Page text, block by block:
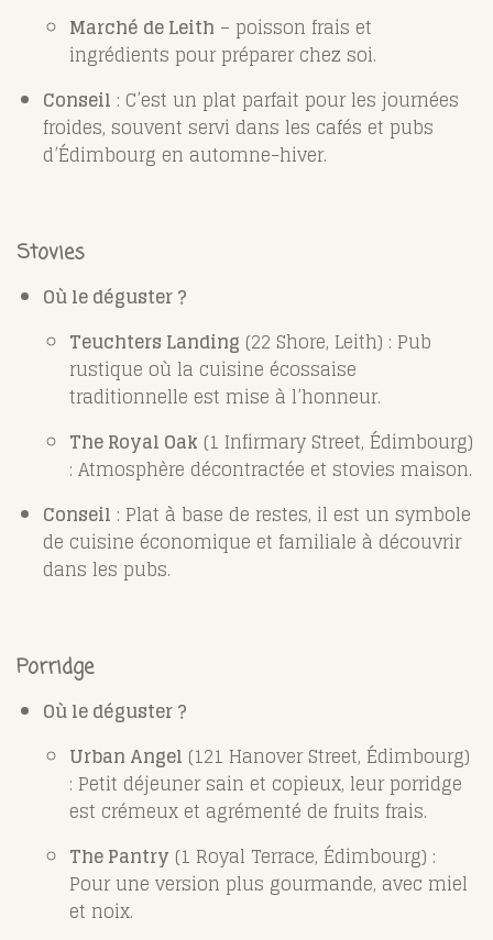
Marché de Leith – poisson frais et
ingrédients pour préparer chez soi.
Conseil : C’est un plat parfait pour les journées
froides, souvent servi dans les cafés et pubs
d’Édimbourg en automne-hiver.
Stovies
Où le déguster ?
Teuchters Landing (22 Shore, Leith) : Pub
rustique où la cuisine écossaise
traditionnelle est mise à l’honneur.
The Royal Oak (1 Infirmary Street, Édimbourg)
: Atmosphère décontractée et stovies maison.
Conseil : Plat à base de restes, il est un symbole
de cuisine économique et familiale à découvrir
dans les pubs.
Porridge
Où le déguster ?
Urban Angel (121 Hanover Street, Édimbourg)
: Petit déjeuner sain et copieux, leur porridge
est crémeux et agrémenté de fruits frais.
The Pantry (1 Royal Terrace, Édimbourg) :
Pour une version plus gourmande, avec miel
et noix.